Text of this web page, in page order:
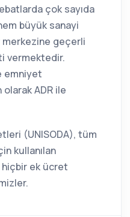
çok sayıda
büyük sanayi
geçerli
vermektedir.
emniyet
ADR ile
(UNISODA), tüm
kullanılan
hiçbir ek ücret